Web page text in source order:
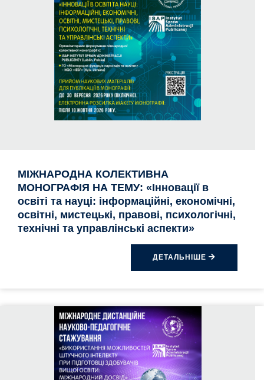
МІЖНАРОДНА КОЛЕКТИВНА
МОНОГРАФІЯ НА ТЕМУ: «Інновації в
освіті та науці: інформаційні, економічні,
освітні, мистецькі, правові, психологічні,
технічні та управлінські аспекти»
ДЕТАЛЬНІШЕ